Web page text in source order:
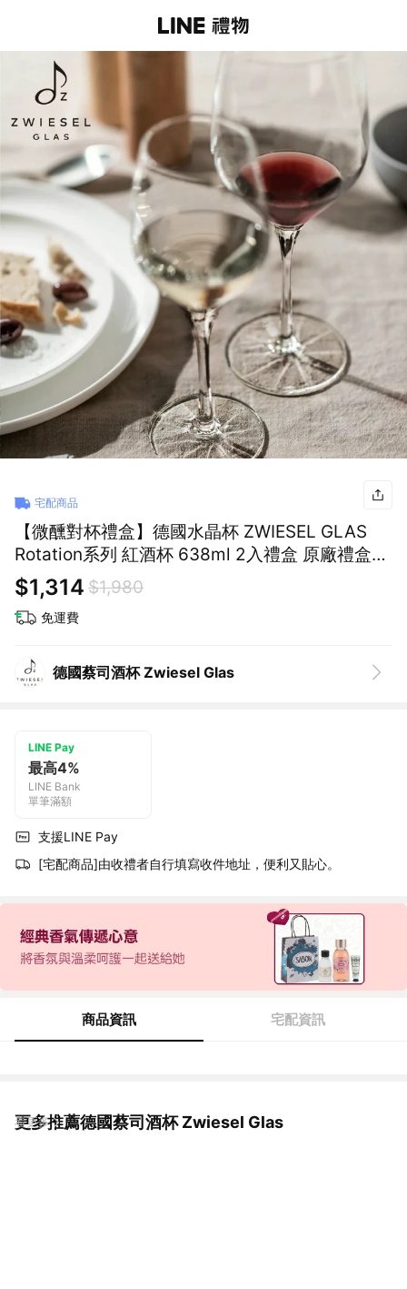
宅配商品
【微醺對杯禮盒】德國水晶杯 ZWIESEL GLAS
Rotation系列 紅酒杯 638ml 2入禮盒 原廠禮盒
+提袋｜獅子座生日快樂｜生日禮物｜送禮｜禮盒
｜父親節｜中元節
$1,314 $1,980
免運費
德國蔡司酒杯 Zwiesel Glas
LINE Pay
最高4%
LINE Bank
單筆滿額
支援LINE Pay
[宅配商品]由收禮者自行填寫收件地址，便利又貼心。
商品資訊 宅配資訊
更多推薦德國蔡司酒杯 Zwiesel Glas
看更多